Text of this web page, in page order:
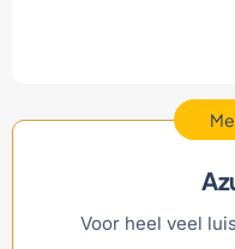
Voor heel veel